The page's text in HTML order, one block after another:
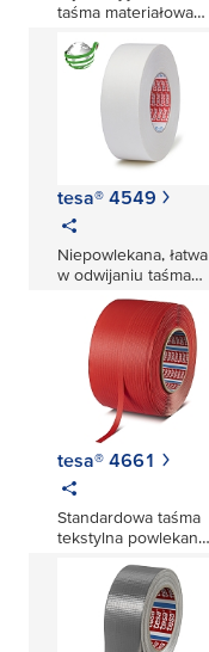
taśma materiałowa
polietylenem
tesa® 4549
Niepowlekana, łatwa
w odwijaniu taśma
tkaninowa
tesa® 4661
Standardowa taśma
tekstylna powlekana